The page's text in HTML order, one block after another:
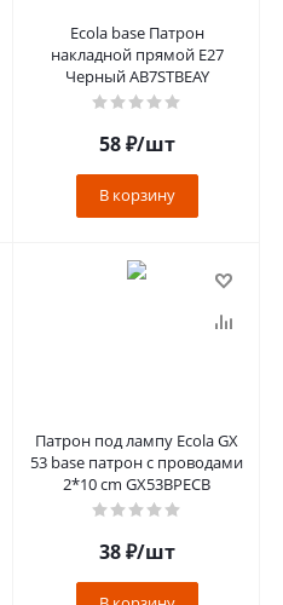
Ecola base Патрон
накладной прямой E27
Черный AB7STBEAY
58₽/шт
В корзину
Патрон под лампу Ecola GX
53 base патрон с проводами
2*10 cm GX53BPECB
38₽/шт